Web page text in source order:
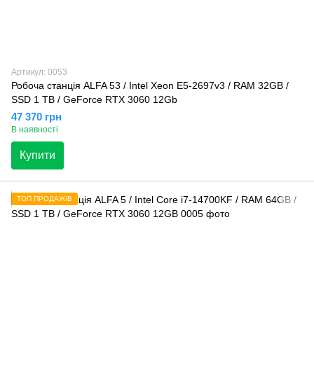
Артикул: 0053
Робоча станція ALFA 53 / Intel Xeon E5-2697v3 / RAM 32GB /
SSD 1 TB / GeForce RTX 3060 12Gb
47 370 грн
В наявності
Купити
ТОП ПРОДАЖІВ